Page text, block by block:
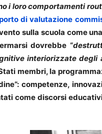
i loro comportamenti
di valutazione
sulla scuola come
dovrebbe “
interiorizzate degli
membri, la
competenze,
come discorsi